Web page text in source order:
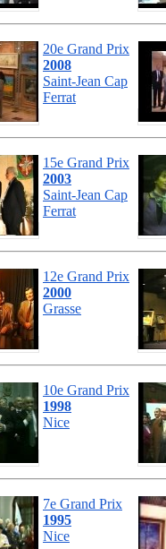
20e Grand Prix
2008
Saint-Jean Cap
Ferrat
15e Grand Prix
2003
Saint-Jean Cap
Ferrat
12e Grand Prix
2000
Grasse
10e Grand Prix
1998
Nice
7e Grand Prix
1995
Nice